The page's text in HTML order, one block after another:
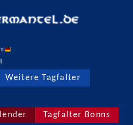
Weitere Tagfalter
Tagfalter Bonns